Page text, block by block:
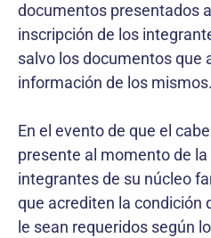
documentos presentados
inscripción de los
salvo los documentos que
información de los mismos.
En el evento de que el
presente al momento de
integrantes de su núcleo
que acrediten la condición
le sean requeridos según